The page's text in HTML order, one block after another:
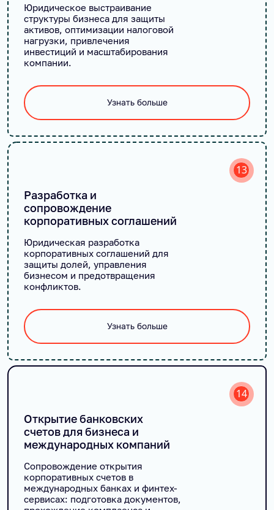
Юридическое выстраивание
структуры бизнеса для защиты
активов, оптимизации налоговой
нагрузки, привлечения
инвестиций и масштабирования
компании.
Узнать больше
13
Разработка и
сопровождение
корпоративных соглашений
Юридическая разработка
корпоративных соглашений для
защиты долей, управления
бизнесом и предотвращения
конфликтов.
Узнать больше
14
Открытие банковских
счетов для бизнеса и
международных компаний
Сопровождение открытия
корпоративных счетов в
международных банках и финтех-
сервисах: подготовка документов,